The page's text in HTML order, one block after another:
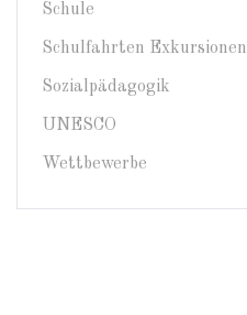
Schule
Schulfahrten Exkursionen
Sozialpädagogik
UNESCO
Wettbewerbe